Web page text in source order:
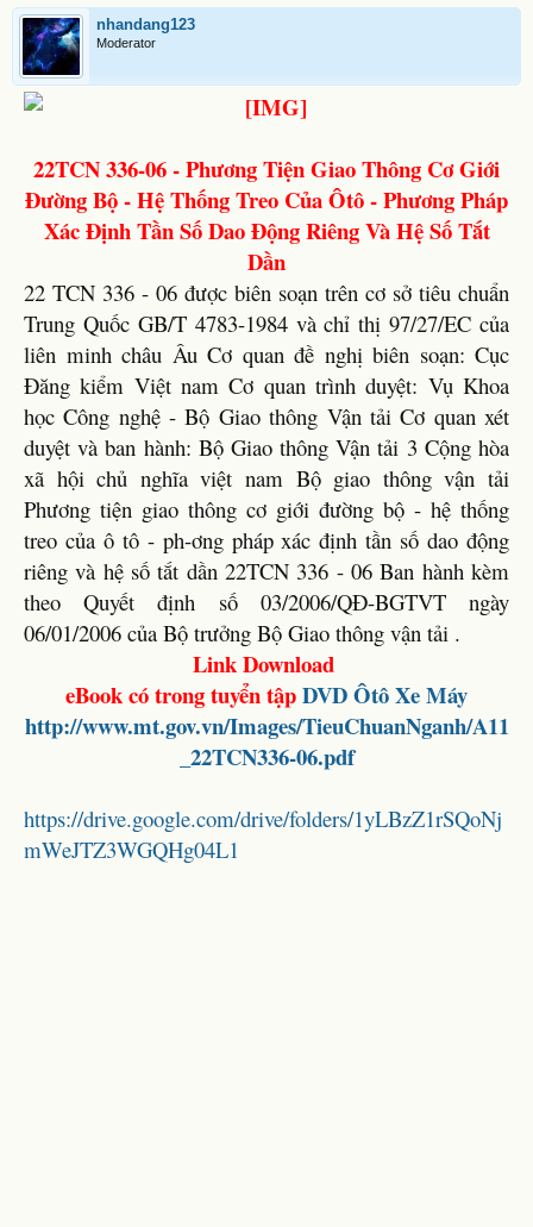
nhandang123
Moderator
22TCN 336-06 - Phương Tiện Giao Thông Cơ Giới
Đường Bộ - Hệ Thống Treo Của Ôtô - Phương Pháp
Xác Định Tần Số Dao Động Riêng Và Hệ Số Tắt
Dần
22 TCN 336 - 06 được biên soạn trên cơ sở tiêu chuẩn
Trung Quốc GB/T 4783-1984 và chỉ thị 97/27/EC của
liên minh châu Âu Cơ quan đề nghị biên soạn: Cục
Đăng kiểm Việt nam Cơ quan trình duyệt: Vụ Khoa
học Công nghệ - Bộ Giao thông Vận tải Cơ quan xét
duyệt và ban hành: Bộ Giao thông Vận tải 3 Cộng hòa
xã hội chủ nghĩa việt nam Bộ giao thông vận tải
Phương tiện giao thông cơ giới đường bộ - hệ thống
treo của ô tô - ph-ơng pháp xác định tần số dao động
riêng và hệ số tắt dần 22TCN 336 - 06 Ban hành kèm
theo Quyết định số 03/2006/QĐ-BGTVT ngày
06/01/2006 của Bộ trưởng Bộ Giao thông vận tải .
Link Download
eBook có trong tuyển tậpDVDÔtô Xe Máy
http://www.mt.gov.vn/Images/TieuChuanNganh/A11
_22TCN336-06.pdf
https://drive.google.com/drive/folders/1yLBzZ1rSQoNj
mWeJTZ3WGQHg04L1